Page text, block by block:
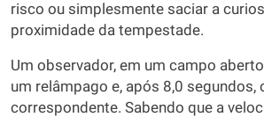
risco ou simplesmente saciar a
proximidade da tempestade.
Um observador, em um campo
um relâmpago e, após 8,0 segundos,
correspondente. Sabendo que a